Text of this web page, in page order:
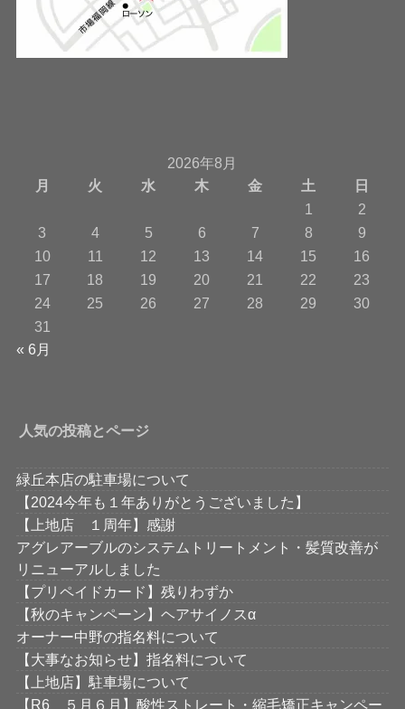
2026年8月
月
火 水 木 金 土
日
1
2
3
4 5 6 7 8
9
10
11 12 13 14 15
16
17
18 19 20 21 22
23
24
25 26 27 28 29
30
31
« 6月
人気の投稿とページ
緑丘本店の駐車場について
【2024今年も１年ありがとうございました】
【上地店 １周年】感謝
アグレアーブルのシステムトリートメント・髪質改善が
リニューアルしました
【プリペイドカード】残りわずか
【秋のキャンペーン】ヘアサイノスα
オーナー中野の指名料について
【大事なお知らせ】指名料について
【上地店】駐車場について
【R6 ５月６月】酸性ストレート・縮毛矯正キャンペー